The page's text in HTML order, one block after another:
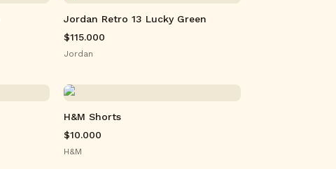
Jordan Retro 13 Lucky Green
$115.000
Jordan
H&M Shorts
$10.000
H&M